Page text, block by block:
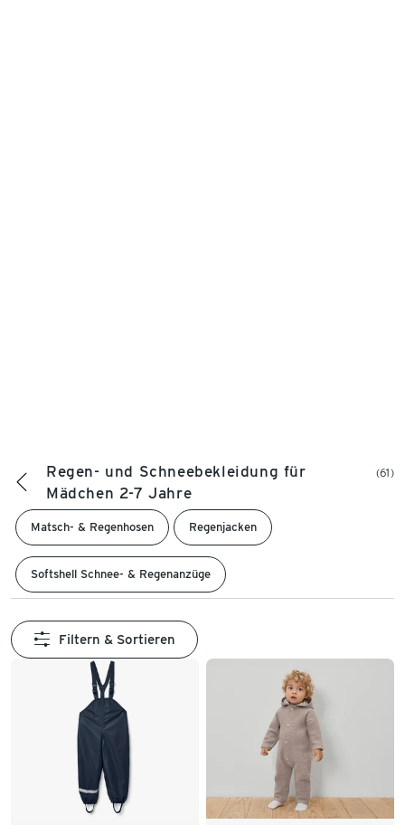
Regen- und Schneebekleidung für
Mädchen 2-7 Jahre
(61)
Matsch- & Regenhosen Regenjacken
Softshell Schnee- & Regenanzüge
Filtern & Sortieren